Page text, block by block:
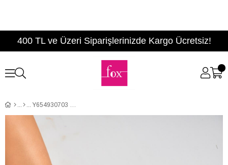
400 TL ve Üzeri Siparişlerinizde Kargo Ücretsiz!
Y654930703 Beyaz Hakiki Deri Western Topuklu Kadın Terlik